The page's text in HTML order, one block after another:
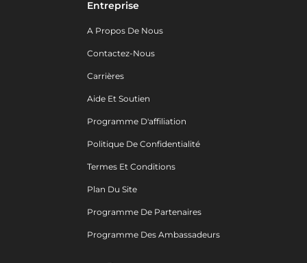
Entreprise
A Propos De Nous
Contactez-Nous
Carrières
Aide Et Soutien
Programme D'affiliation
Politique De Confidentialité
Termes Et Conditions
Plan Du Site
Programme De Partenaires
Programme Des Ambassadeurs